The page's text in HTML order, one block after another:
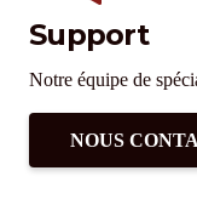
Support
Notre équipe de
NOUS